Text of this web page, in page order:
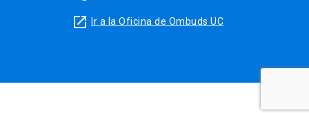
launch Ir a la Oficina de Ombuds UC